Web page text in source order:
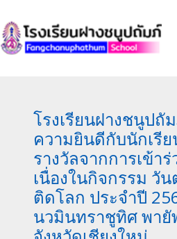
to
content
โรงเรียนฝางชนูปถั
ความยินดีกับนักเรี
รางวัลจากการเข้า
เนื่องในกิจกรรม วั
ติดโลก ประจำปี
นวมินทราชูทิศ พายั